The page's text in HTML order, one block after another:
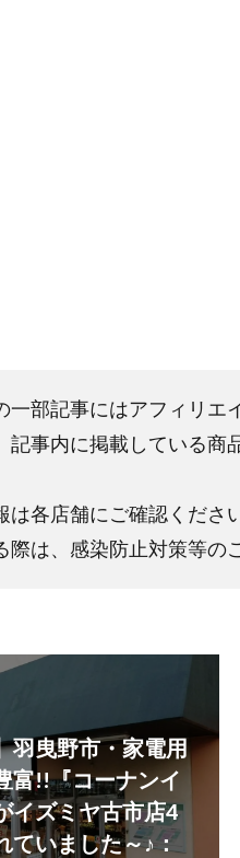
部記事にはアフィリエ
事内に掲載している商
各店舗にご確認ください
は、感染防止対策等の
羽曳野市・家電用
富!!『コーナンイ
イズミヤ古市店4
ていました～♪：